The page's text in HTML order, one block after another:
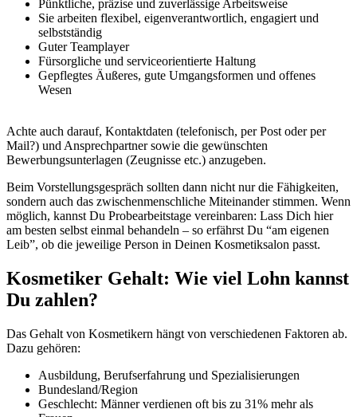
Pünktliche, präzise und zuverlässige Arbeitsweise
Sie arbeiten flexibel, eigenverantwortlich, engagiert und
selbstständig
Guter Teamplayer
Fürsorgliche und serviceorientierte Haltung
Gepflegtes Äußeres, gute Umgangsformen und offenes
Wesen
Achte auch darauf, Kontaktdaten (telefonisch, per Post oder per
Mail?) und Ansprechpartner sowie die gewünschten
Bewerbungsunterlagen (Zeugnisse etc.) anzugeben.
Beim Vorstellungsgespräch sollten dann nicht nur die Fähigkeiten,
sondern auch das zwischenmenschliche Miteinander stimmen. Wenn
möglich, kannst Du Probearbeitstage vereinbaren: Lass Dich hier
am besten selbst einmal behandeln – so erfährst Du “am eigenen
Leib”, ob die jeweilige Person in Deinen Kosmetiksalon passt.
Kosmetiker Gehalt: Wie viel Lohn kannst
Du zahlen?
Das Gehalt von Kosmetikern hängt von verschiedenen Faktoren ab.
Dazu gehören:
Ausbildung, Berufserfahrung und Spezialisierungen
Bundesland/Region
Geschlecht: Männer verdienen oft bis zu 31% mehr als